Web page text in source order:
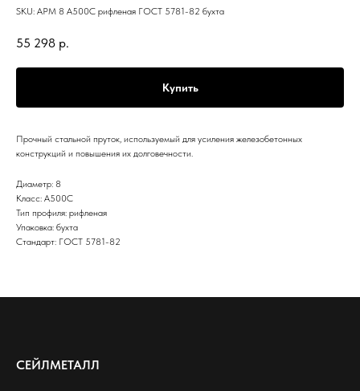
SKU: АРМ 8 А500С рифленая ГОСТ 5781-82 бухта
55 298 р.
Купить
Прочный стальной пруток, используемый для усиления железобетонных
конструкций и повышения их долговечности.
Диаметр: 8
Класс: А500С
Тип профиля: рифленая
Упаковка: бухта
Стандарт: ГОСТ 5781-82
СЕЙЛМЕТАЛЛ